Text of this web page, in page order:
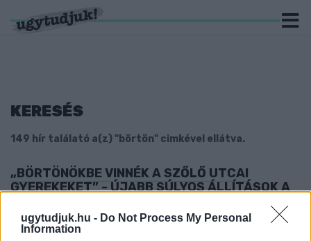
ugytudjuk.hu - Do Not Process My Personal
Information
KERESÉS
149 hír találató a(z) "börtön" cimkével ellátva.
„BÖRTÖNÖKBE VINNÉK A SZŐLŐ UTCAI
GYEREKEKET” - ÚJABB SÚLYOS ÁLLÍTÁSOK A
2025. december. 30. 09:41
Dobrev Klára szerint a kormány a tanúk eltüntetésével